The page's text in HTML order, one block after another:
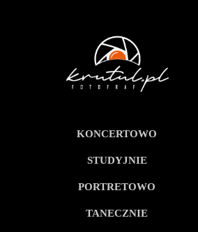
KONCERTOWO
STUDYJNIE
PORTRETOWO
TANECZNIE